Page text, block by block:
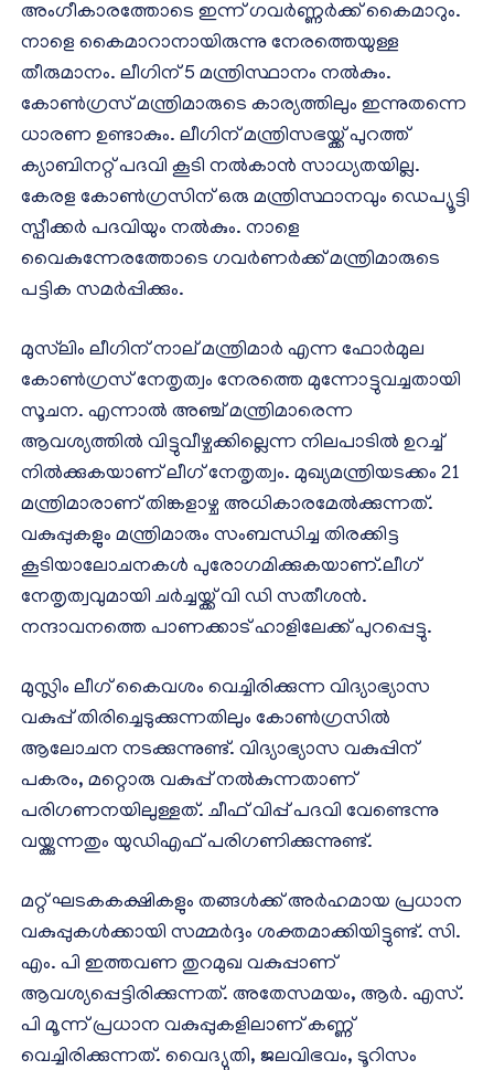
അംഗീകാരത്തോടെ ഇന്ന് ഗവർണ്ണർക്ക് കൈമാറും.
നാളെ കൈമാറാനായിരുന്നു നേരത്തെയുള്ള
തീരുമാനം. ലീഗിന് 5 മന്ത്രിസ്ഥാനം നൽകും.
കോൺഗ്രസ് മന്ത്രിമാരുടെ കാര്യത്തിലും ഇന്നുതന്നെ
ധാരണ ഉണ്ടാകും. ലീഗിന് മന്ത്രിസഭയ്ക്ക് പുറത്ത്
ക്യാബിനറ്റ് പദവി കൂടി നൽകാൻ സാധ്യതയില്ല.
കേരള കോൺഗ്രസിന് ഒരു മന്ത്രിസ്ഥാനവും ഡെപ്യൂട്ടി
സ്പീക്കർ പദവിയും നൽകും. നാളെ
വൈകുന്നേരത്തോടെ ഗവർണർക്ക് മന്ത്രിമാരുടെ
പട്ടിക സമർപ്പിക്കും.
മുസ്‌ലിം ലീഗിന് നാല് മന്ത്രിമാര്‍ എന്ന ഫോര്‍മുല
കോണ്‍ഗ്രസ് നേതൃത്വം നേരത്തെ മുന്നോട്ടുവച്ചതായി
സൂചന. എന്നാൽ അഞ്ച് മന്ത്രിമാരെന്ന
ആവശ്യത്തിൽ വിട്ടുവീഴ്ചക്കില്ലെന്ന നിലപാടിൽ ഉറച്ച്
നിൽക്കുകയാണ് ലീഗ് നേതൃത്വം. മുഖ്യമന്ത്രിയടക്കം 21
മന്ത്രിമാരാണ് തിങ്കളാഴ്ച അധികാരമേൽക്കുന്നത്.
വകുപ്പുകളും മന്ത്രിമാരും സംബന്ധിച്ച തിരക്കിട്ട
കൂടിയാലോചനകൾ പുരോഗമിക്കുകയാണ്.ലീഗ്
നേതൃത്വവുമായി ചർച്ചയ്ക്ക് വി ഡി സതീശൻ.
നന്ദാവനത്തെ പാണക്കാട് ഹാളിലേക്ക് പുറപ്പെട്ടു.
മുസ്ലിം ലീഗ് കൈവശം വെച്ചിരിക്കുന്ന വിദ്യാഭ്യാസ
വകുപ്പ് തിരിച്ചെടുക്കുന്നതിലും കോൺഗ്രസിൽ
ആലോചന നടക്കുന്നുണ്ട്. വിദ്യാഭ്യാസ വകുപ്പിന്
പകരം, മറ്റൊരു വകുപ്പ് നൽകുന്നതാണ്
പരിഗണനയിലുള്ളത്. ചീഫ് വിപ്പ് പദവി വേണ്ടെന്നു
വയ്ക്കുന്നതും യുഡിഎഫ് പരിഗണിക്കുന്നുണ്ട്.
മറ്റ് ഘടകകക്ഷികളും തങ്ങൾക്ക് അർഹമായ പ്രധാന
വകുപ്പുകൾക്കായി സമ്മർദ്ദം ശക്തമാക്കിയിട്ടുണ്ട്. സി.
എം. പി ഇത്തവണ തുറമുഖ വകുപ്പാണ്
ആവശ്യപ്പെട്ടിരിക്കുന്നത്. അതേസമയം, ആർ. എസ്.
പി മൂന്ന് പ്രധാന വകുപ്പുകളിലാണ് കണ്ണ്
വെച്ചിരിക്കുന്നത്. വൈദ്യുതി, ജലവിഭവം, ടൂറിസം